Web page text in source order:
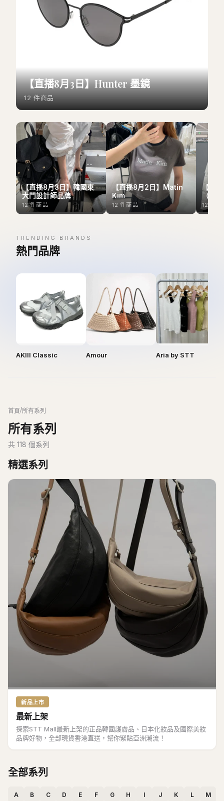
【直播8月3日】Hunter 墨鏡
12 件商品
【直播8月3日】韓國東
大門設計師品牌
12件商品
【直播8月2日】Matin
Kim
12 件商品
【直
（
12
TRENDING BRANDS
熱門品牌
AKIII Classic Amour Aria by STT
首頁/所有系列
所有系列
共 118 個系列
精選系列
新品上市
最新上架
探索STT Mall最新上架的正品韓國護膚品、日本化妝品及國際美妝
品牌好物，全部現貨香港直送，幫你緊貼亞洲潮流！
全部系列
A B C D E F G H I J K L M